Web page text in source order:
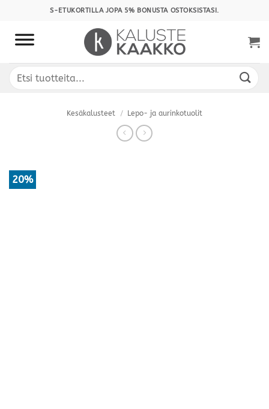
content
S-ETUKORTILLA JOPA 5% BONUSTA OSTOKSISTASI.
Etsi:
Kesäkalusteet / Lepo- ja aurinkotuolit
20%